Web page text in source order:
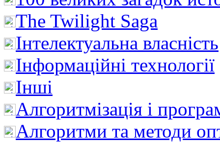
The Twilight Saga
Інтелектуальна влaсність
Інформаційні технології
Інші
Алгоритмізація і
Алгоритми та методи